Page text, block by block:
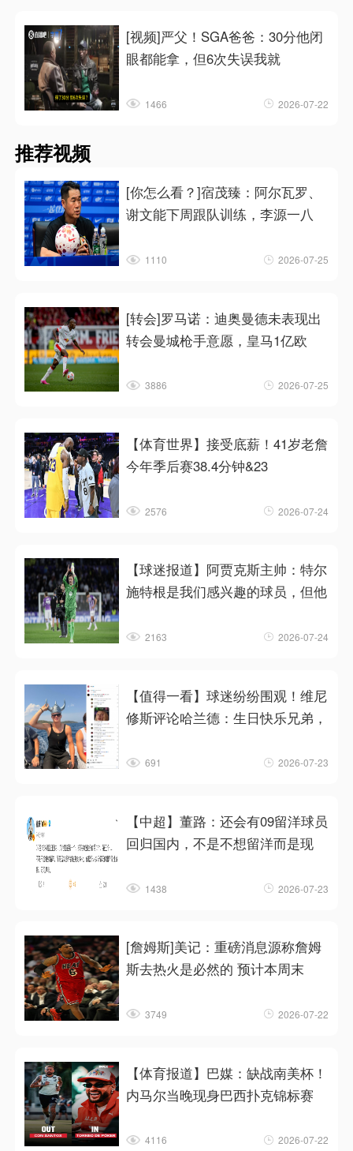
[视频]严父！SGA爸爸：30分他闭
眼都能拿，但6次失误我就
1466 2026-07-22
推荐视频
[你怎么看？]宿茂臻：阿尔瓦罗、
谢文能下周跟队训练，李源一八
1110 2026-07-25
[转会]罗马诺：迪奥曼德未表现出
转会曼城枪手意愿，皇马1亿欧
3886 2026-07-25
【体育世界】接受底薪！41岁老詹
今年季后赛38.4分钟&23
2576 2026-07-24
【球迷报道】阿贾克斯主帅：特尔
施特根是我们感兴趣的球员，但他
2163 2026-07-24
【值得一看】球迷纷纷围观！维尼
修斯评论哈兰德：生日快乐兄弟，
691 2026-07-23
【中超】董路：还会有09留洋球员
回归国内，不是不想留洋而是现
1438 2026-07-23
[詹姆斯]美记：重磅消息源称詹姆
斯去热火是必然的 预计本周末
3749 2026-07-22
【体育报道】巴媒：缺战南美杯！
内马尔当晚现身巴西扑克锦标赛
4116 2026-07-22